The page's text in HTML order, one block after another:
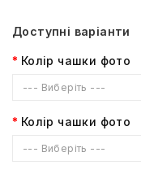
Доступні варіанти
Колір чашки фото
--- Виберіть ---
Колір чашки фото
--- Виберіть ---